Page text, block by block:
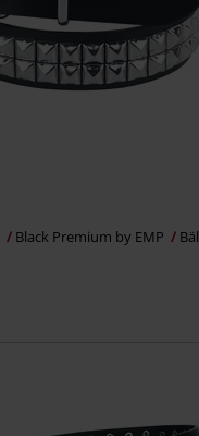
Black Premium by EMP